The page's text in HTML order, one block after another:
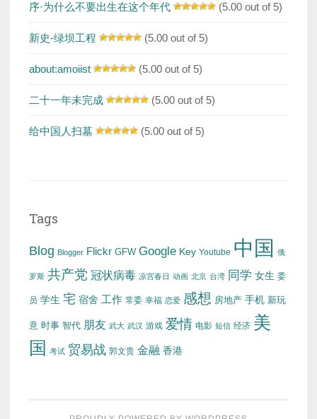
序·为什么不要出生在这个年代 (5.00 out of 5)
新史-绿坝工程 (5.00 out of 5)
about:amoiist (5.00 out of 5)
二十一年未完成 (5.00 out of 5)
给中国人扫墓 (5.00 out of 5)
Tags
Blog Blogger Flickr GFW Google Key Youtube 中国 俄
罗斯 共产党 冠状病毒 凉宫春日 动画 北京 台湾 同学 女生 委
员 学生 宅 宿舍 工作 常委 幸福 恋爱 感想 房地产 手机 新玩
意 时事 智代 朋友 武大 武汉 游戏 爱情 电影 短信 经济 美
国
考试 贸易战 郭文贵 金融 香港